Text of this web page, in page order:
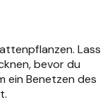
Lass
bevor du
ein Benetzen des